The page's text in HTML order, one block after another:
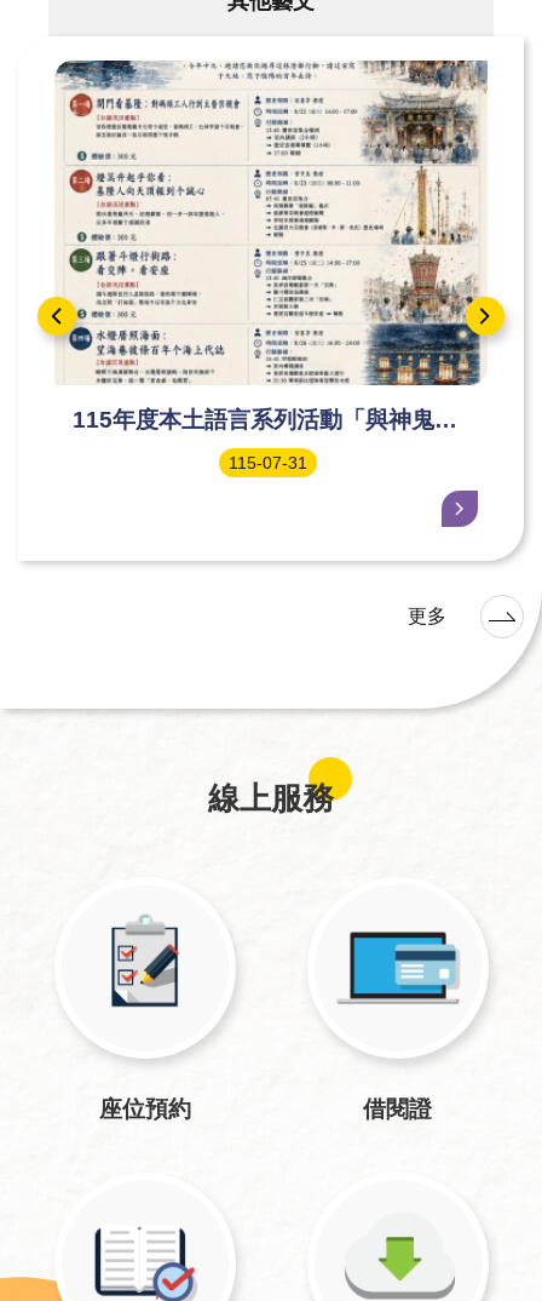
115年度本土語言系列活動「與神鬼有
約︱鷄籠中元祭~港都追想曲：一部用
115-07-31
更多
線上服務
座位預約 借閱證